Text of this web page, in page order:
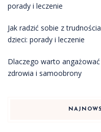
porady i leczenie
Jak radzić sobie z
dzieci: porady i leczenie
Dlaczego warto
zdrowia i samoobrony